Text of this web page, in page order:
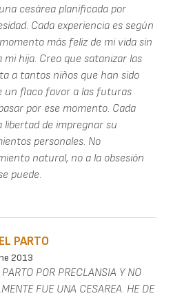
cesárea planificada por
Cada experiencia es según
más feliz de mi vida sin
hija. Creo que satanizar las
a tantos niños que han sido
un flaco favor a las futuras
por ese momento. Cada
libertad de impregnar su
personales. No
natural, no a la obsesión
puede.
PARTO
2013
POR PRECLANSIA Y NO
FUE UNA CESAREA. HE DE